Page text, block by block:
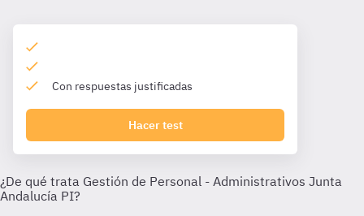
Con respuestas justificadas
Hacer test